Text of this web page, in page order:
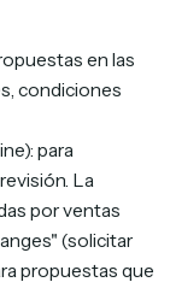
en las
condiciones
para
La
por ventas
(solicitar
propuestas que